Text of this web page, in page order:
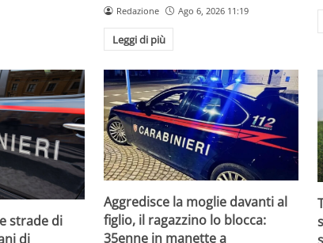
Redazione Ago 6, 2026 11:19
Leggi di più
strade di
di
Aggredisce la moglie davanti al
figlio, il ragazzino lo blocca:
35enne in manette a